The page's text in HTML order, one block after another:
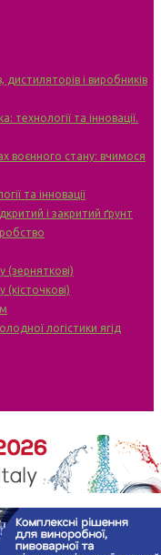
і виробників
технології та інновації.
воєнного стану: вчимося
та інновації
і закритий ґрунт
(зерняткові)
логістики ягід